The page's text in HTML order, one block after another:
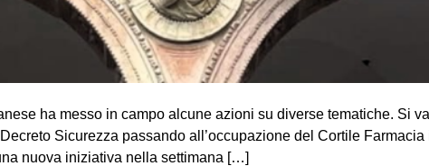
ha messo in campo alcune azioni su diverse tematiche. Si
Sicurezza passando all’occupazione del Cortile
nuova iniziativa nella settimana […]